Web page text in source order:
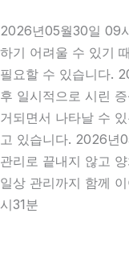
2026년05월30일 09
하기 어려울 수 있기
필요할 수 있습니다.
후 일시적으로 시린
거되면서 나타날 수
고 있습니다. 2026년
관리로 끝내지 않고
일상 관리까지 함께
시31분